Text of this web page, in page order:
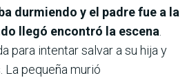
durmiendo y el padre fue a la
llegó encontró la escena
para intentar salvar a su hija y
pequeña murió